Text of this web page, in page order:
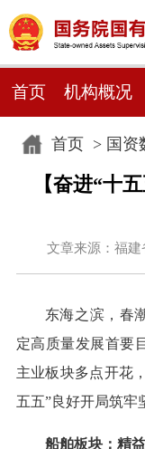
首页 机构概况
首页> 国资
【奋进“十
文章来源：福
东海之滨，春
定高质量发展首要
主业板块多点开花
五五”良好开局筑牢
船舶板块：精